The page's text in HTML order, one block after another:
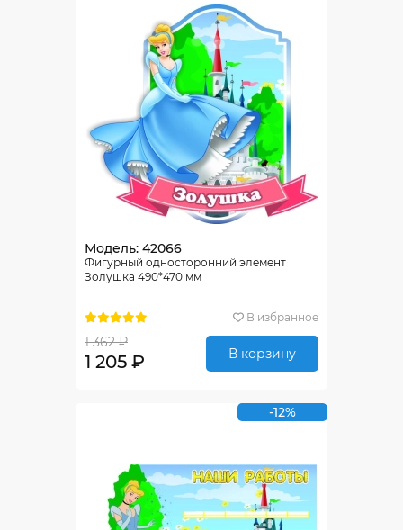
Модель: 42066
Фигурный односторонний элемент
Золушка 490*470 мм
В избранное
1 362 ₽
1 205 ₽ В корзину
-12%